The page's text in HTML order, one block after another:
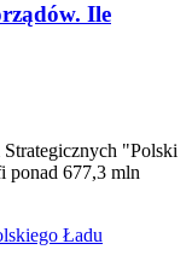
Ile
"Polski
ponad 677,3 mln